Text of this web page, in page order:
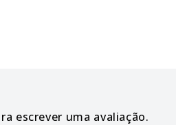
escrever uma avaliação.